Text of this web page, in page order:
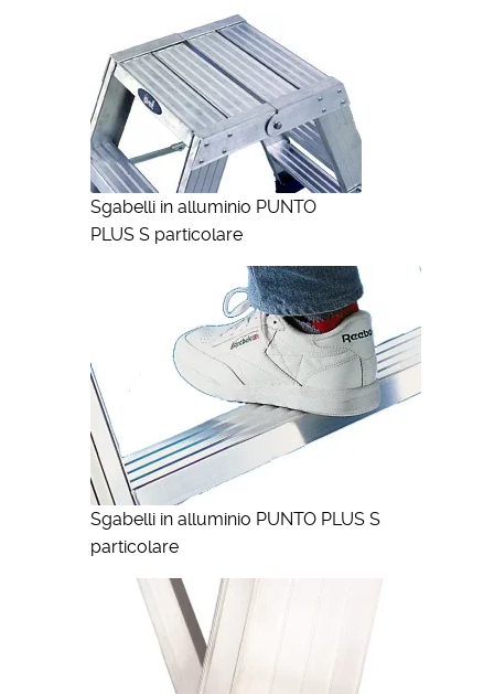
Sgabelli in alluminio PUNTO
PLUS S particolare
Sgabelli in alluminio PUNTO PLUS S
particolare